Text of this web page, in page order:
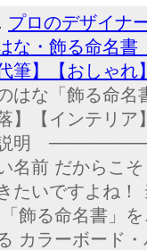
プロのデザイナ
な・飾る命名
筆】【おしゃれ】
はな「飾る命名
】【インテリ
明
名前 だからこ
たいですよね！
飾る命名書」
カラーボード